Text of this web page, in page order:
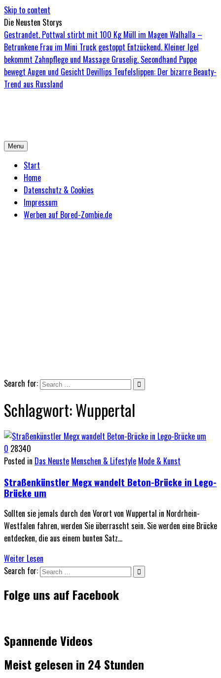
Skip to content
Die Neusten Storys
Gestrandet. Pottwal stirbt mit 100 Kg Müll im Magen Walhalla –
Betrunkene Frau im Mini Truck gestoppt Entzückend. Kleiner Igel
bekommt Zahnpflege und Massage Gruselig. Secondhand Puppe
bewegt Augen und Gesicht Devillips Teufelslippen: Der bizarre Beauty-
Trend aus Russland
Menu
Start
Home
Datenschutz & Cookies
Impressum
Werben auf Bored-Zombie.de
Search for:
Schlagwort:Wuppertal
0 28340
Posted in Das Neuste Menschen & Lifestyle Mode & Kunst
Straßenkünstler Megx wandelt Beton-Brücke in Lego-
Brücke um
Sollten sie jemals durch den Vorort von Wuppertal in Nordrhein-
Westfalen fahren, werden Sie überrascht sein. Sie werden eine Brücke
entdecken, die aus einem bunten Satz…
Weiter Lesen
Search for:
Folge uns auf Facebook
Spannende Videos
Meist gelesen in 24 Stunden